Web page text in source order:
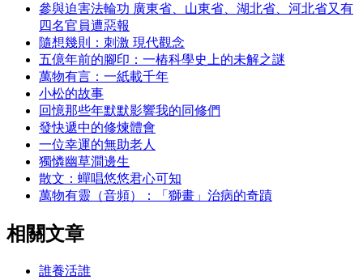
參與迫害法輪功 廣東省、山東省、湖北省、河北省又有
四名官員遭惡報
隨想幾則：刺激 現代觀念
五億年前的腳印：一樁科學史上的未解之謎
萬物有言：一紙載千年
小松的故事
回憶那些年默默影響我的同修們
發快遞中的修煉體會
一位幸運的無助老人
獨憐幽草澗邊生
散文：蟬唱悠悠君心可知
萬物有靈（音頻）：「獅畫」治病的奇蹟
相關文章
誰養活誰